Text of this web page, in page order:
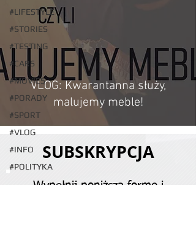
#LIFESTYLE
#STORIES
#TESTING
#CARS
#MOVIES
#PORADY
#SPORT
#VLOG
#INFO
#POLITYKA
VLOG: Kwarantanna służy,
malujemy meble!
SUBSKRYPCJA
Wypełnij poniższą formę i